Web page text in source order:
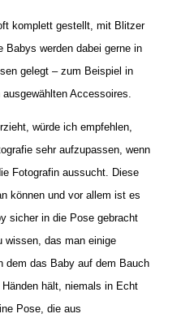
komplett gestellt, mit Blitzer
Babys werden dabei gerne in
gelegt – zum Beispiel in
Accessoires.
würde ich empfehlen,
sehr aufzupassen, wenn
Fotografin aussucht. Diese
können und vor allem ist es
sicher in die Pose gebracht
das man einige
dem das Baby auf dem Bauch
hält, niemals in Echt
Pose, die aus